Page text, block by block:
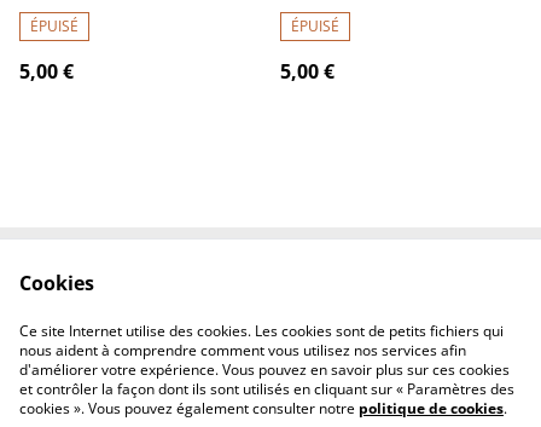
ÉPUISÉ
5,00 €
ÉPUISÉ
5,00 €
Politique de
confidentialité
Politique de cookies
Cookies
Ce site Internet utilise des cookies. Les cookies sont de petits fichiers qui
nous aident à comprendre comment vous utilisez nos services afin
d'améliorer votre expérience. Vous pouvez en savoir plus sur ces cookies
et contrôler la façon dont ils sont utilisés en cliquant sur « Paramètres des
cookies ». Vous pouvez également consulter notre politique de cookies.